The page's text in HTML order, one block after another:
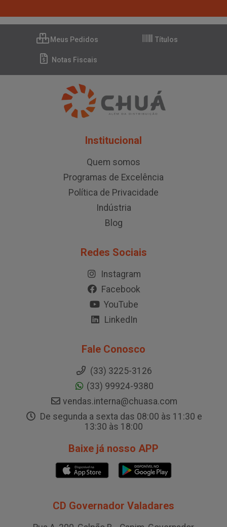
Meus Pedidos Títulos
Notas Fiscais
Institucional
Quem somos
Programas de Excelência
Política de Privacidade
Indústria
Blog
Redes Sociais
Instagram
Facebook
YouTube
LinkedIn
Fale Conosco
(33) 3225-3126
(33) 99924-9380
vendas.interna@chuasa.com
De segunda a sexta das 08:00 às 11:30 e
13:30 às 18:00
Baixe já nosso APP
CD Governador Valadares